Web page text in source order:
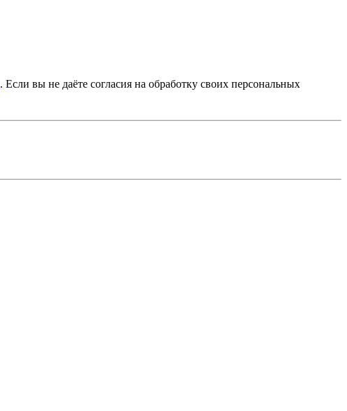
. Если вы не даёте согласия на обработку своих персональных